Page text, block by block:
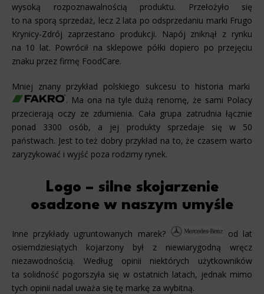
wysoką rozpoznawalnością produktu. Przełożyło się
to na sporą sprzedaż, lecz 2 lata po odsprzedaniu marki Frugo
Krynicy-Zdrój zaprzestano produkcji. Napój zniknął z rynku
na 10 lat. Powrócił na sklepowe półki dopiero po przejęciu
znaku przez firmę FoodCare.
Mniej znany przykład polskiego sukcesu to historia marki
. Ma ona na tyle dużą renomę, że sami Polacy
przecierają oczy ze zdumienia. Cała grupa zatrudnia łącznie
ponad 3300 osób, a jej produkty sprzedaje się w 50
państwach. Jest to też dobry przykład na to, że czasem warto
zaryzykować i wyjść poza rodzimy rynek.
Logo – silne skojarzenie
osadzone w naszym umyśle
Inne przykłady ugruntowanych marek?
od lat
osiemdziesiątych kojarzony był z niewiarygodną wręcz
niezawodnością. Według opinii niektórych użytkowników
ta solidność pogorszyła się w ostatnich latach, jednak mimo
tych opinii nadal uważa się tę markę za wybitną.